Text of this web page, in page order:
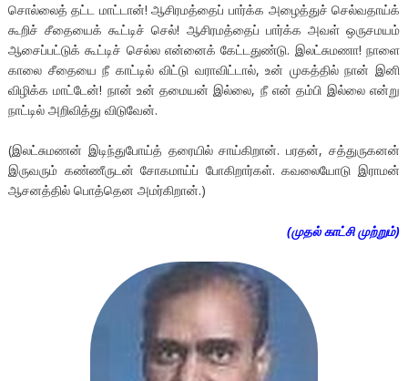
சொல்லைத் தட்ட மாட்டான்! ஆசிரமத்தைப் பார்க்க அழைத்துச் செல்வதாய்க்
கூறிச் சீதையைக் கூட்டிச் செல்! ஆசிரமத்தைப் பார்க்க அவள் ஒருசமயம்
ஆசைப்பட்டுக் கூட்டிச் செல்ல என்னைக் கேட்டதுண்டு. இலட்சுமணா! நாளை
காலை சீதையை நீ காட்டில் விட்டு வராவிட்டால், உன் முகத்தில் நான் இனி
விழிக்க மாட்டேன்! நான் உன் தமையன் இல்லை, நீ என் தம்பி இல்லை என்று
நாட்டில் அறிவித்து விடுவேன்.
(இலட்சுமணன் இடிந்துபோய்த் தரையில் சாய்கிறான். பரதன், சத்துருகனன்
இருவரும் கண்ணீருடன் சோகமாய்ப் போகிறார்கள். கவலையோடு இராமன்
ஆசனத்தில் பொத்தென அமர்கிறான்.)
(முதல் காட்சி முற்றும்)